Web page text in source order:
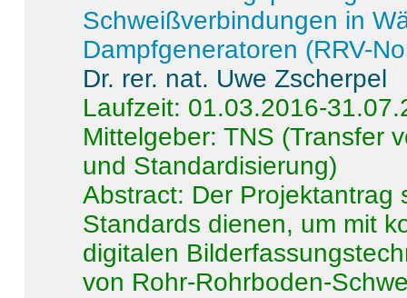
Schweißverbindungen in
Dampfgeneratoren (RRV-
Dr. rer. nat. Uwe Zscherpel
Laufzeit: 01.03.2016-
Mittelgeber: TNS (Transfer
und Standardisierung)
Abstract: Der Projektantrag
Standards dienen, um mit
digitalen
von Rohr-Rohrboden-